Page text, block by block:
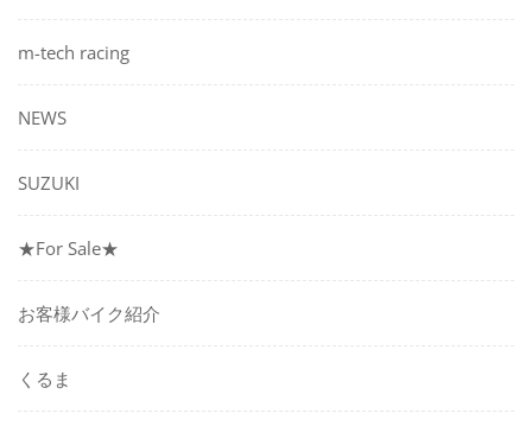
m-tech racing
NEWS
SUZUKI
★For Sale★
お客様バイク紹介
くるま